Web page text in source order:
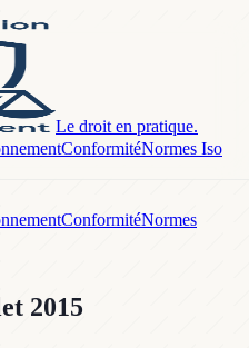
Le droit en pratique.
ConformitéNormes Iso
ConformitéNormes
2015